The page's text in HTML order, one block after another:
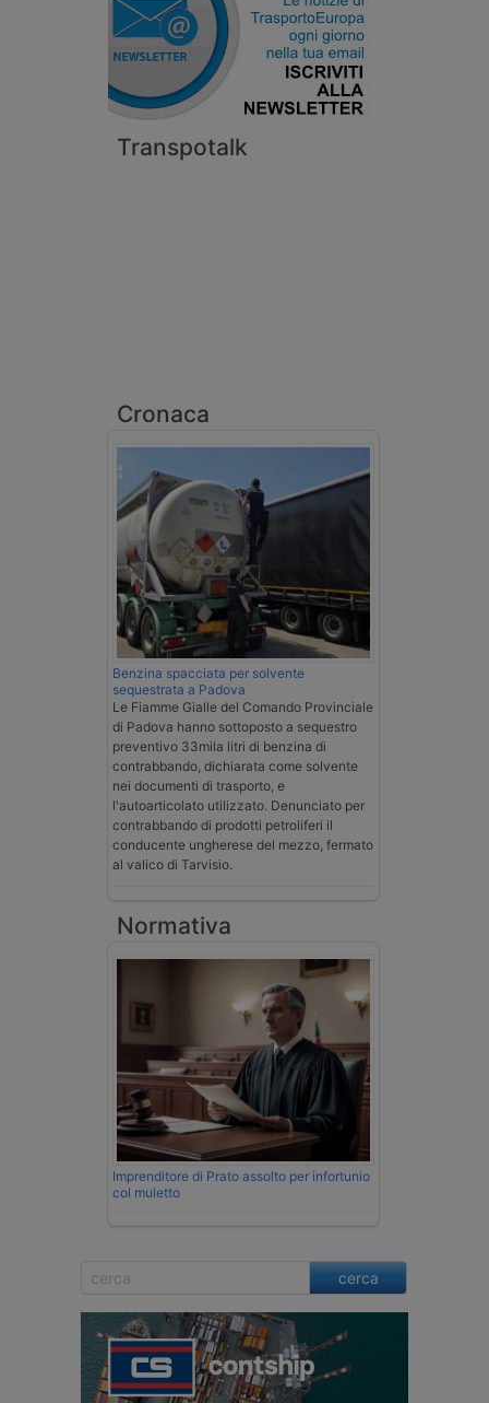
Transpotalk
Cronaca
Benzina spacciata per solvente
sequestrata a Padova
Le Fiamme Gialle del Comando Provinciale
di Padova hanno sottoposto a sequestro
preventivo 33mila litri di benzina di
contrabbando, dichiarata come solvente
nei documenti di trasporto, e
l'autoarticolato utilizzato. Denunciato per
contrabbando di prodotti petroliferi il
conducente ungherese del mezzo, fermato
al valico di Tarvisio.
Normativa
Imprenditore di Prato assolto per infortunio
col muletto
cerca